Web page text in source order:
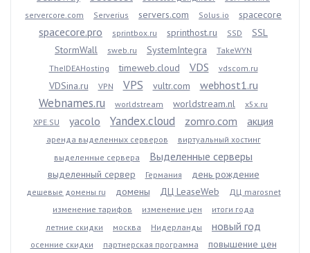
servercore.com
Serverius servers.com Solus.io spacecore
spacecore.pro sprintbox.ru sprinthost.ru SSD
SSL
StormWall
sweb.ru SystemIntegra
TakeWYN
TheIDEAHosting
timeweb.cloud VDS vdscom.ru
VDSina.ru VPN VPS vultr.com webhost1.ru
Webnames.ru worldstream worldstream.nl
x5x.ru
XPE.SU
yacolo Yandex.cloud zomro.com акция
аренда выделенных серверов
виртуальный хостинг
выделенные сервера
Выделенные серверы
выделенный сервер Германия день рождение
дешевые домены ru домены ДЦ LeaseWeb
ДЦ marosnet
изменение тарифов
изменение цен
итоги года
летние скидки
москва Нидерланды новый год
осенние скидки партнерская программа
повышение цен